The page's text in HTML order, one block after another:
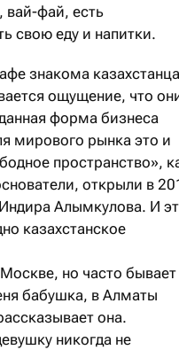
вай-фай, есть
свою еду и напитки.
знакома
ощущение, что
форма бизнеса
мирового рынка это и
пространство»,
открыли в
Алымкулова. И
казахстанское
но часто бывает
бабушка, в Алматы
она.
никогда не